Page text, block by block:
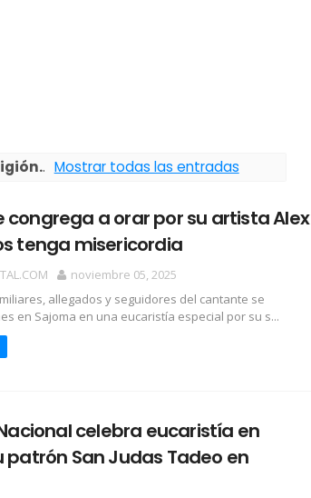
. Mostrar todas las entradas
congrega a orar por su artista Alex
tenga misericordia
noviembre 05, 2025
allegados y seguidores del cantante se
en Sajoma en una eucaristía especial por su s...
celebra eucaristía en
patrón San Judas Tadeo en